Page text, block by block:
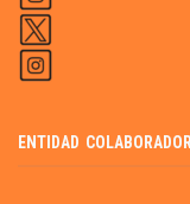
ENTIDAD